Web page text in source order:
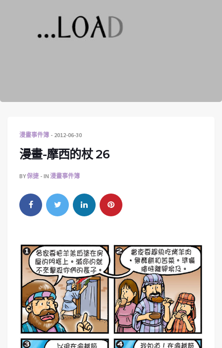
漫畫事件簿 2012-06-30
漫畫-摩西的杖 26
BY保捷 IN 漫畫事件簿